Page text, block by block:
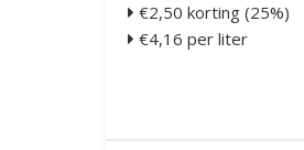
€2,50 korting (25%)
€4,16 per liter